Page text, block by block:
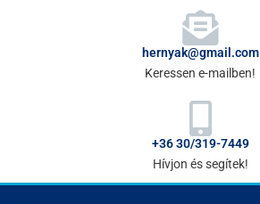
hernyak@gmail.com
Keressen e-mailben!
+36 30/319-7449
Hívjon és segítek!